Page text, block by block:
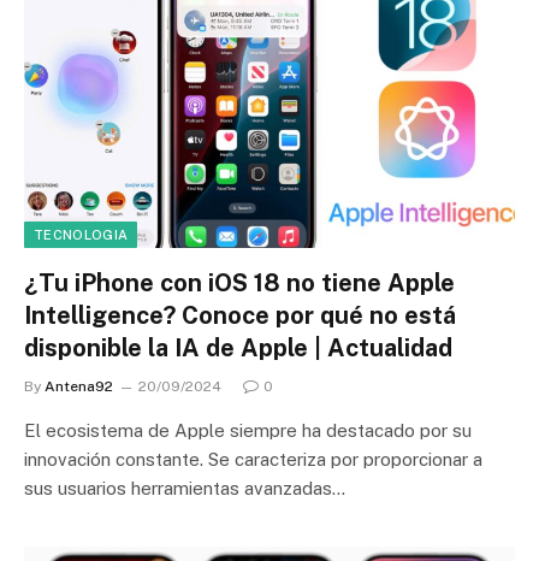
TECNOLOGIA
¿Tu iPhone con iOS 18 no tiene Apple
Intelligence? Conoce por qué no está
disponible la IA de Apple | Actualidad
By Antena92 20/09/2024 0
El ecosistema de Apple siempre ha destacado por su
innovación constante. Se caracteriza por proporcionar a
sus usuarios herramientas avanzadas…